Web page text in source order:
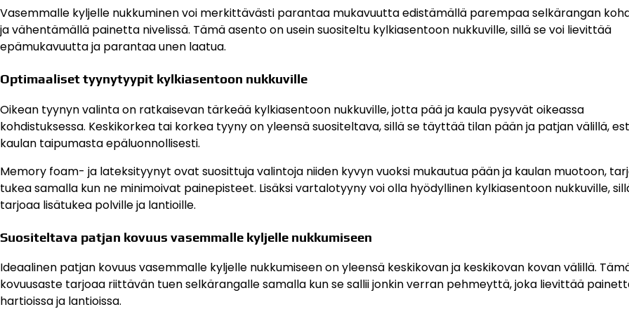
Vasemmalle kyljelle nukkuminen voi merkittävästi parantaa mukavuutta edistämällä parempaa selkärangan
ja vähentämällä painetta nivelissä. Tämä asento on usein suositeltu kylkiasentoon nukkuville, sillä se voi lievittää
epämukavuutta ja parantaa unen laatua.
Optimaaliset tyynytyypit kylkiasentoon nukkuville
Oikean tyynyn valinta on ratkaisevan tärkeää kylkiasentoon nukkuville, jotta pää ja kaula pysyvät oikeassa
kohdistuksessa. Keskikorkea tai korkea tyyny on yleensä suositeltava, sillä se täyttää tilan pään ja patjan välillä,
kaulan taipumasta epäluonnollisesti.
Memory foam- ja lateksityynyt ovat suosittuja valintoja niiden kyvyn vuoksi mukautua pään ja kaulan muotoon,
tukea samalla kun ne minimoivat painepisteet. Lisäksi vartalotyyny voi olla hyödyllinen kylkiasentoon nukkuville,
tarjoaa lisätukea polville ja lantioille.
Suositeltava patjan kovuus vasemmalle kyljelle nukkumiseen
Ideaalinen patjan kovuus vasemmalle kyljelle nukkumiseen on yleensä keskikovan ja keskikovan kovan välillä.
kovuusaste tarjoaa riittävän tuen selkärangalle samalla kun se sallii jonkin verran pehmeyttä, joka lievittää
hartioissa ja lantioissa.